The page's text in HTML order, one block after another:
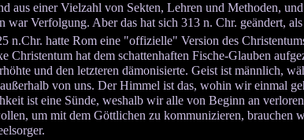
aus einer Vielzahl von Sekten, Lehren und Methoden,
war Verfolgung. Aber das hat sich 313 n. Chr. geändert,
n.Chr. hatte Rom eine "offizielle" Version des
Christentum hat dem schattenhaften Fische-Glauben
und den letzteren dämonisierte. Geist ist männlich,
von uns. Der Himmel ist das, wohin wir einmal
ist eine Sünde, weshalb wir alle von Beginn an
um mit dem Göttlichen zu kommunizieren, brauchen